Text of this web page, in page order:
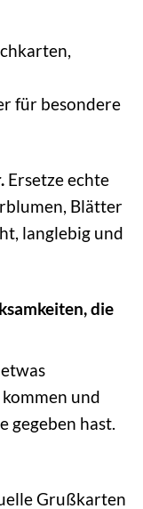
für besondere
Ersetze echte
Blätter
langlebig und
die
und
gegeben hast.
Grußkarten